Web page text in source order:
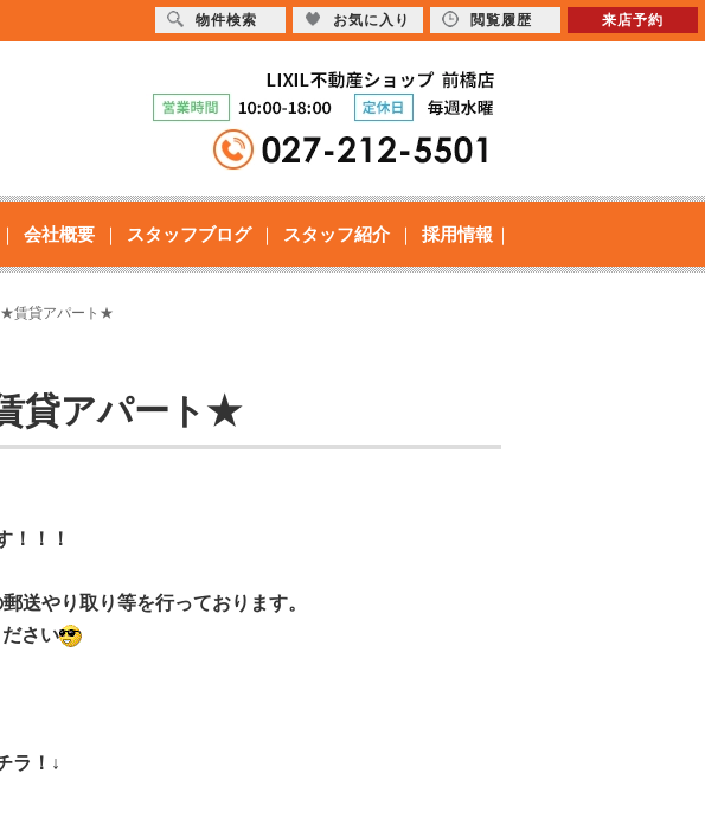
会社概要 スタッフブログ スタッフ紹介 採用情報
賃貸アパート★
貸アパート★
！！！
送やり取り等を行っております。
さい
ラ！↓
物件検索 お気に入り 閲覧履歴 来店予約